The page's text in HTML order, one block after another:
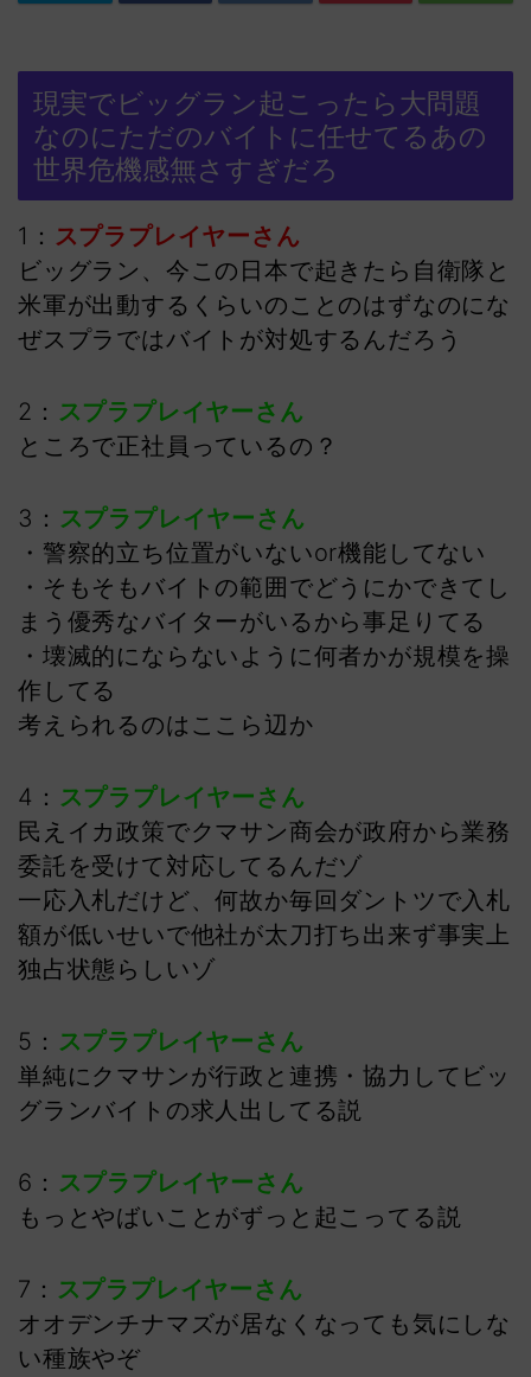
現実でビッグラン起こったら大問題
なのにただのバイトに任せてるあの
世界危機感無さすぎだろ
1： スプラプレイヤーさん
ビッグラン、今この日本で起きたら自衛隊と
米軍が出動するくらいのことのはずなのにな
ぜスプラではバイトが対処するんだろう
2： スプラプレイヤーさん
ところで正社員っているの？
3： スプラプレイヤーさん
・警察的立ち位置がいないor機能してない
・そもそもバイトの範囲でどうにかできてし
まう優秀なバイターがいるから事足りてる
・壊滅的にならないように何者かが規模を操
作してる
考えられるのはここら辺か
4： スプラプレイヤーさん
民えイカ政策でクマサン商会が政府から業務
委託を受けて対応してるんだゾ
一応入札だけど、何故か毎回ダントツで入札
額が低いせいで他社が太刀打ち出来ず事実上
独占状態らしいゾ
5： スプラプレイヤーさん
単純にクマサンが行政と連携・協力してビッ
グランバイトの求人出してる説
6： スプラプレイヤーさん
もっとやばいことがずっと起こってる説
7： スプラプレイヤーさん
オオデンチナマズが居なくなっても気にしな
い種族やぞ